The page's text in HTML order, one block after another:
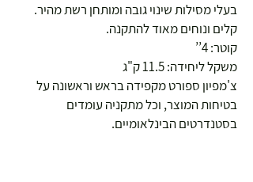
בעלי מסילות שינוי גובה ומותחן רשת מהיר.
קלים ונוחים מאוד להתקנה.
קוטר: 4’’
משקל ליחידה: 11.5 ק"ג
צ'מפיון ספורט מקפידה בראש וראשונה על
בטיחות המוצר, וכל מתקניה עומדים
בסטנדרטים הבינלאומיים.